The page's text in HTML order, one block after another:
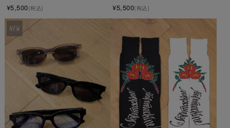
¥5,500(税込)
¥5,500(税込)